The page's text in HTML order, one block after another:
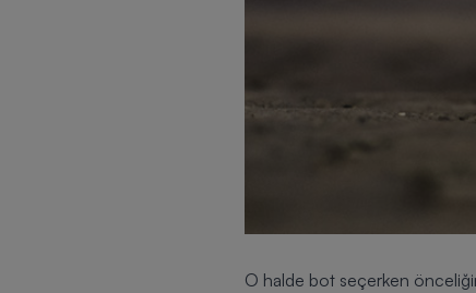
O halde bot seçerken önceliğiniz